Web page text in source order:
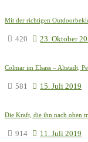
Mit der richtigen
420 23. Oktober
Colmar im Elsass – Altstadt,
581 15. Juli 2019
Die Kraft, die ihn nach oben
914 11. Juli 2019